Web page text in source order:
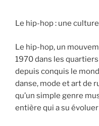
Le hip-hop : une
Le hip-hop, un
1970 dans les
depuis conquis le
danse, mode et art de
qu’un simple genre
entière qui a su